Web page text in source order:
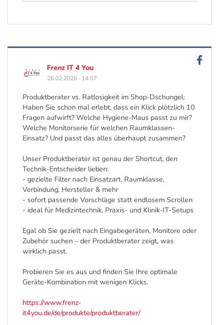
Frenz IT 4 You
26.02.2026 · 14:07
Produktberater vs. Ratlosigkeit im Shop-Dschungel:
Haben Sie schon mal erlebt, dass ein Klick plötzlich 10
Fragen aufwirft? Welche Hygiene-Maus passt zu mir?
Welche Monitorserie für welchen Raumklassen-
Einsatz? Und passt das alles überhaupt zusammen?
Unser Produktberater ist genau der Shortcut, den
Technik-Entscheider lieben:
- gezielte Filter nach Einsatzart, Raumklasse,
Verbindung, Hersteller & mehr
- sofort passende Vorschläge statt endlosem Scrollen
- ideal für Medizintechnik, Praxis- und Klinik-IT-Setups
Egal ob Sie gezielt nach Eingabegeräten, Monitore oder
Zubehör suchen – der Produktberater zeigt, was
wirklich passt.
Probieren Sie es aus und finden Sie Ihre optimale
Geräte-Kombination mit wenigen Klicks.
https://www.frenz-
it4you.de/de/produkte/produktberater/